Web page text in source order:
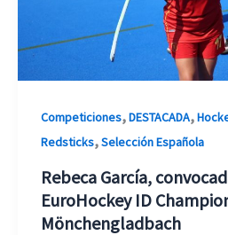
Competiciones,DESTACADA,
Redsticks,Selección Española
Rebeca García,
EuroHockey ID
Mönchengladbach